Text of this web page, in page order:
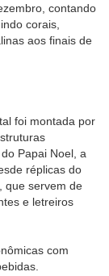
contando
corais,
aos finais de
foi montada por
Papai Noel, a
réplicas do
que servem de
e letreiros
com